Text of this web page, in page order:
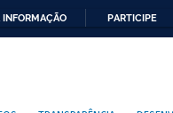
INFORMAÇÃO PARTICIPE